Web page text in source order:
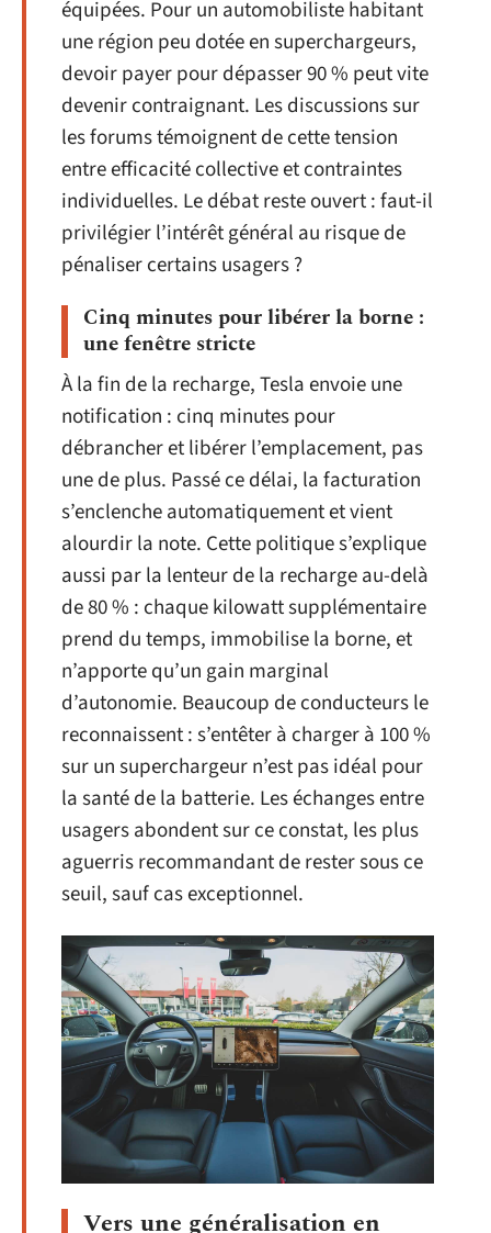
équipées. Pour un automobiliste habitant
une région peu dotée en superchargeurs,
devoir payer pour dépasser 90 % peut vite
devenir contraignant. Les discussions sur
les forums témoignent de cette tension
entre efficacité collective et contraintes
individuelles. Le débat reste ouvert : faut-il
privilégier l’intérêt général au risque de
pénaliser certains usagers ?
Cinq minutes pour libérer la borne :
une fenêtre stricte
À la fin de la recharge, Tesla envoie une
notification : cinq minutes pour
débrancher et libérer l’emplacement, pas
une de plus. Passé ce délai, la facturation
s’enclenche automatiquement et vient
alourdir la note. Cette politique s’explique
aussi par la lenteur de la recharge au-delà
de 80 % : chaque kilowatt supplémentaire
prend du temps, immobilise la borne, et
n’apporte qu’un gain marginal
d’autonomie. Beaucoup de conducteurs le
reconnaissent : s’entêter à charger à 100 %
sur un superchargeur n’est pas idéal pour
la santé de la batterie. Les échanges entre
usagers abondent sur ce constat, les plus
aguerris recommandant de rester sous ce
seuil, sauf cas exceptionnel.
Vers une généralisation en